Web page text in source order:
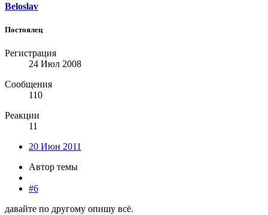
Beloslav
Постоялец
Регистрация
24 Июл 2008
Сообщения
110
Реакции
11
20 Июн 2011
Автор темы
#6
давайте по другому опишу всё.